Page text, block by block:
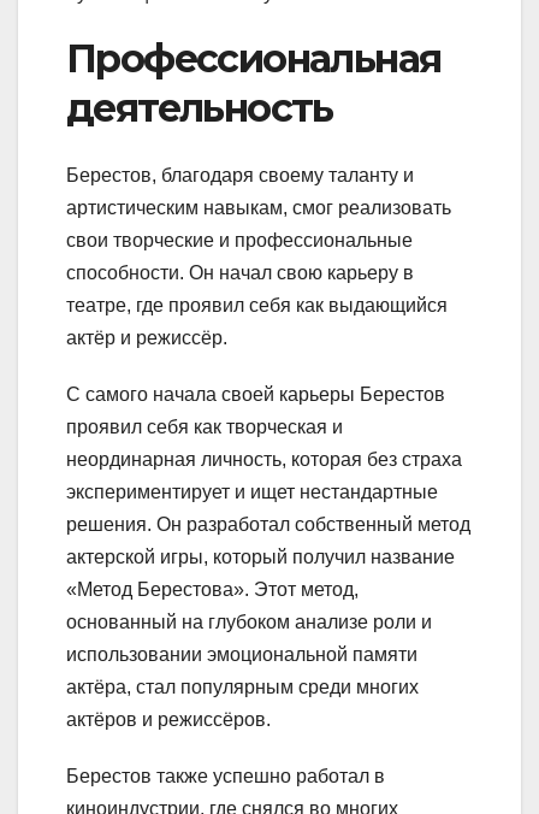
Профессиональная
деятельность
Берестов, благодаря своему таланту и
артистическим навыкам, смог реализовать
свои творческие и профессиональные
способности. Он начал свою карьеру в
театре, где проявил себя как выдающийся
актёр и режиссёр.
С самого начала своей карьеры Берестов
проявил себя как творческая и
неординарная личность, которая без страха
экспериментирует и ищет нестандартные
решения. Он разработал собственный метод
актерской игры, который получил название
«Метод Берестова». Этот метод,
основанный на глубоком анализе роли и
использовании эмоциональной памяти
актёра, стал популярным среди многих
актёров и режиссёров.
Берестов также успешно работал в
киноиндустрии, где снялся во многих